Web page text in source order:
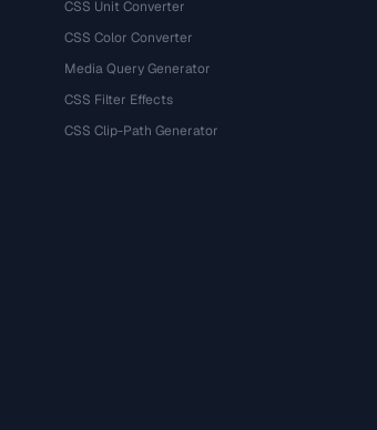
CSS Unit Converter
CSS Color Converter
Media Query Generator
CSS Filter Effects
CSS Clip-Path Generator